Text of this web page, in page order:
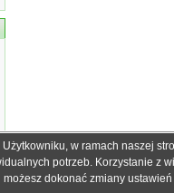
i znaki handlowe użyte na stronie
Mimo dołożenia wszelkich
W
Użytkowniku, w ramach naszej
potrzeb. Korzystanie z
możesz dokonać zmiany